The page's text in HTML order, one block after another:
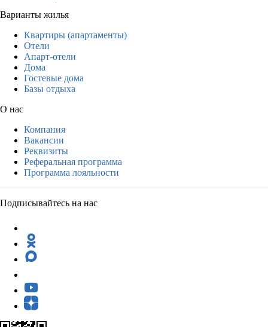
Варианты жилья
Квартиры (апартаменты)
Отели
Апарт-отели
Дома
Гостевые дома
Базы отдыха
О нас
Компания
Вакансии
Реквизиты
Реферальная программа
Программа лояльности
Подписывайтесь на нас